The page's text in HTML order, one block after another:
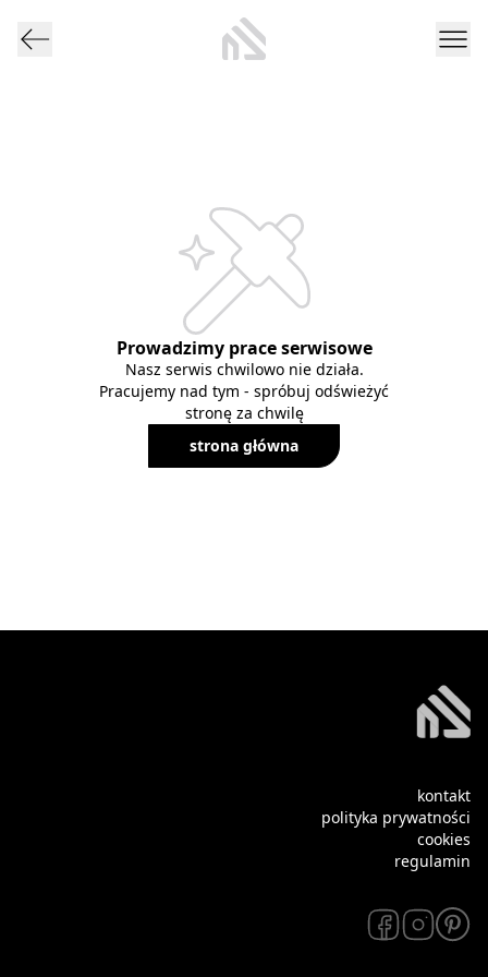
Prowadzimy prace serwisowe
Nasz serwis chwilowo nie działa.
Pracujemy nad tym - spróbuj odświeżyć
stronę za chwilę
strona główna
kontakt
polityka prywatności
cookies
regulamin